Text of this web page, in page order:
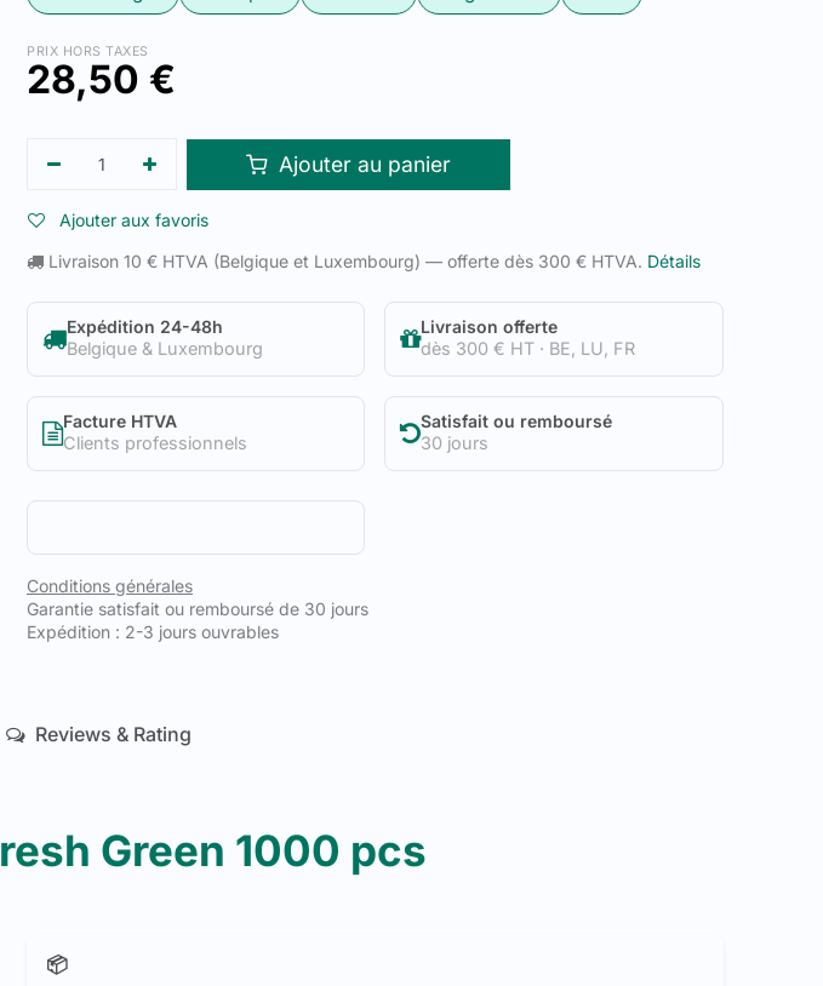
PRIX HORS TAXES
28,50 €
Ajouter au panier
Ajouter aux favoris
Livraison 10 € HTVA (Belgique et Luxembourg) — offerte dès 300 € HTVA. Détails
Expédition 24-48h
Belgique & Luxembourg
Livraison offerte
dès 300 € HT · BE, LU, FR
Facture HTVA
Clients professionnels
Satisfait ou remboursé
30 jours
Conditions générales
Garantie satisfait ou remboursé de 30 jours
Expédition : 2-3 jours ouvrables
Reviews & Rating
Green 1000 pcs
📦